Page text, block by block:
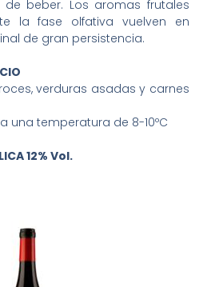
beber. Los aromas frutales
la fase olfativa vuelven en
de gran persistencia.
verduras asadas y carnes
una temperatura de 8-10ºC
12% Vol.